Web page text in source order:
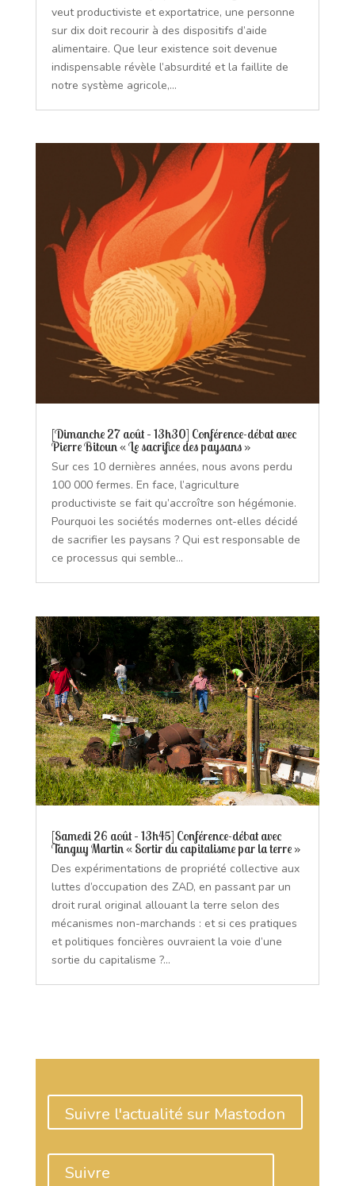
veut productiviste et exportatrice, une personne
sur dix doit recourir à des dispositifs d’aide
alimentaire. Que leur existence soit devenue
indispensable révèle l’absurdité et la faillite de
notre système agricole,...
[Dimanche 27 août – 13h30] Conférence-débat avec
Pierre Bitoun « Le sacrifice des paysans »
Sur ces 10 dernières années, nous avons perdu
100 000 fermes. En face, l’agriculture
productiviste se fait qu’accroître son hégémonie.
Pourquoi les sociétés modernes ont-elles décidé
de sacrifier les paysans ? Qui est responsable de
ce processus qui semble...
[Samedi 26 août – 13h45] Conférence-débat avec
Tanguy Martin « Sortir du capitalisme par la terre »
Des expérimentations de propriété collective aux
luttes d’occupation des ZAD, en passant par un
droit rural original allouant la terre selon des
mécanismes non-marchands : et si ces pratiques
et politiques foncières ouvraient la voie d’une
sortie du capitalisme ?...
Suivre l'actualité sur Mastodon
Suivre